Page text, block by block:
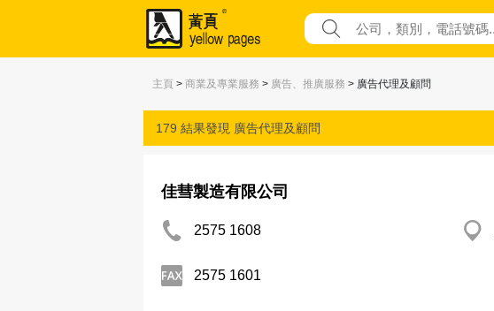
主頁 > 商業及專業服務 > 廣告、推廣服務 > 廣告代理及顧問
179 結果發現 廣告代理及顧問
佳彗製造有限公司
2575 1608
2575 1601